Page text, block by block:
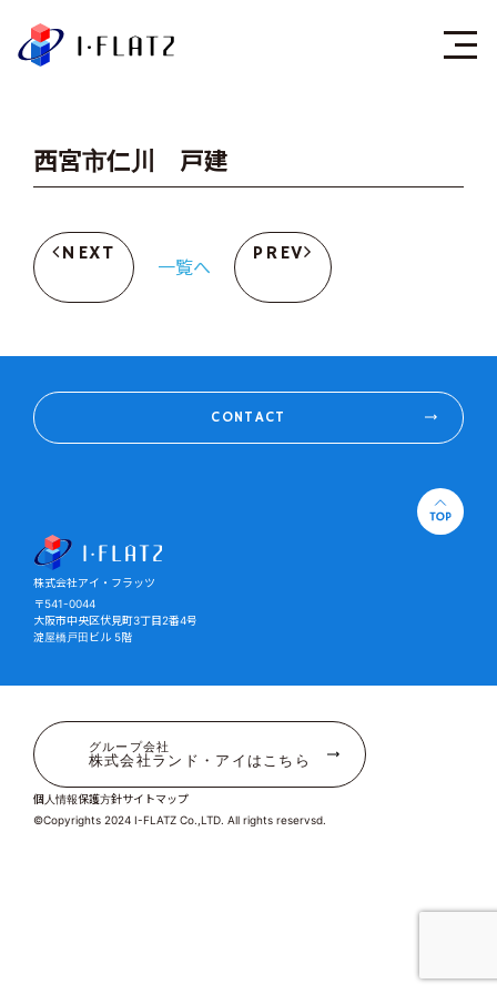
西宮市仁川 戸建
NEXT
一覧へ
PREV
株式会社アイ・フラッツ
〒541-0044
大阪市中央区伏見町3丁目2番4号
淀屋橋戸田ビル 5階
CONTACT
グループ会社
株式会社ランド・アイはこちら
個人情報保護方針サイトマップ
©Copyrights 2024 I-FLATZ Co.,LTD. All rights reservsd.